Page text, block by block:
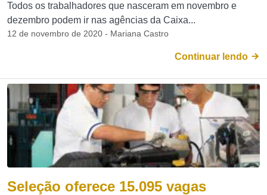
Todos os trabalhadores que nasceram em novembro e
dezembro podem ir nas agências da Caixa...
12 de novembro de 2020 - Mariana Castro
Continuar lendo
Seleção oferece 15.095 vagas